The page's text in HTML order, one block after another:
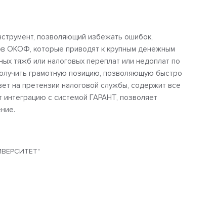
позволяющий избежать ошибок,
ОКОФ, которые приводят к крупным денежным
тяжб или налоговых переплат или недоплат по
грамотную позицию, позволяющую быстро
на претензии налоговой службы, содержит все
с системой ГАРАНТ, позволяет